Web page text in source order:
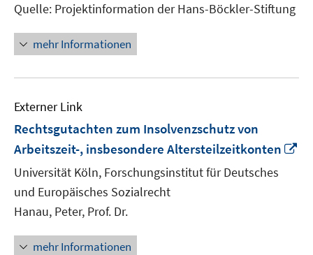
Quelle: Projektinformation der Hans-Böckler-Stiftung
mehr Informationen
Externer Link
Rechtsgutachten zum Insolvenzschutz von
Arbeitszeit-, insbesondere Altersteilzeitkonten
Universität Köln, Forschungsinstitut für Deutsches
und Europäisches Sozialrecht
Hanau, Peter, Prof. Dr.
mehr Informationen